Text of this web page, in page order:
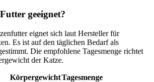
geeignet?
eignet sich laut Hersteller für
Es ist auf den täglichen Bedarf als
Die empfohlene Tagesmenge richtet
der Katze.
KörpergewichtTagesmenge